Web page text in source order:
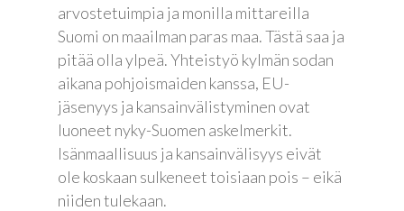
arvostetuimpia ja monilla mittareilla
Suomi on maailman paras maa. Tästä saa ja
pitää olla ylpeä. Yhteistyö kylmän sodan
aikana pohjoismaiden kanssa, EU-
jäsenyys ja kansainvälistyminen ovat
luoneet nyky-Suomen askelmerkit.
Isänmaallisuus ja kansainvälisyys eivät
ole koskaan sulkeneet toisiaan pois – eikä
niiden tulekaan.
Vaalit
Blogi
Osallistu
EN
RU